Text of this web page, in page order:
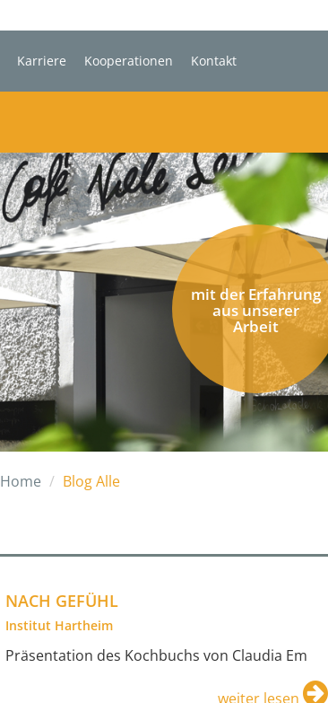
Karriere Kooperationen Kontakt
mit der Erfahrung
aus unserer
Arbeit
Home Blog Alle
NACH GEFÜHL
Institut Hartheim
Präsentation des Kochbuchs von Claudia Em
weiter lesen